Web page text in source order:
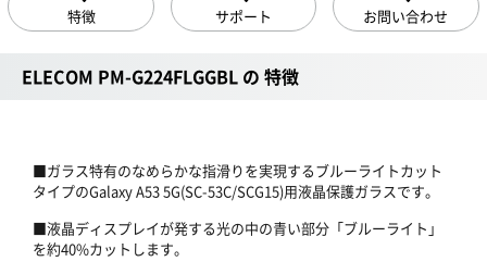
特徴 サポート お問い合わせ
ELECOM PM-G224FLGGBL の 特徴
■ガラス特有のなめらかな指滑りを実現するブルーライトカット
タイプのGalaxy A53 5G(SC-53C/SCG15)用液晶保護ガラスです。
■液晶ディスプレイが発する光の中の青い部分「ブルーライト」
を約40%カットします。